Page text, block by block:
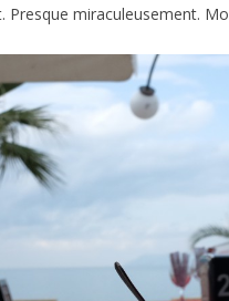
miraculeusement.